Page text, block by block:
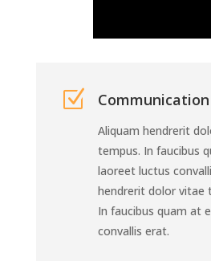
Z
Aliquam hendrerit
tempus. In faucibus
laoreet luctus
hendrerit dolor vitae
In faucibus quam at
convallis erat.